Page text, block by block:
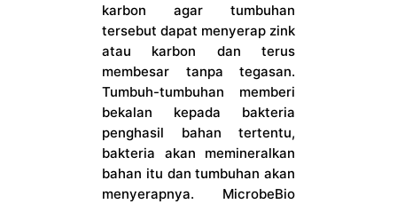
karbon agar tumbuhan
tersebut dapat menyerap zink
atau karbon dan terus
membesar tanpa tegasan.
Tumbuh-tumbuhan memberi
bekalan kepada bakteria
penghasil bahan tertentu,
bakteria akan memineralkan
bahan itu dan tumbuhan akan
menyerapnya. MicrobeBio